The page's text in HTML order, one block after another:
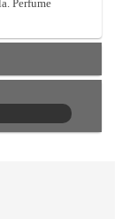
Perfume